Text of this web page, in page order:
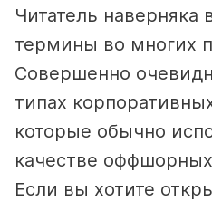
Читатель наверняка
термины во многих
Совершенно
типах
которые обычно
качестве
Если вы хотите